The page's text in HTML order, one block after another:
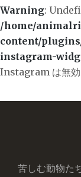
Warning:
/home/
content/
instagram-
Instagram は無効
苦しむ動物た